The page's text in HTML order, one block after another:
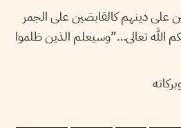
على دينهم كالقابضين على الجمر
الله تعالى…”وسيعلم الذين ظلموا